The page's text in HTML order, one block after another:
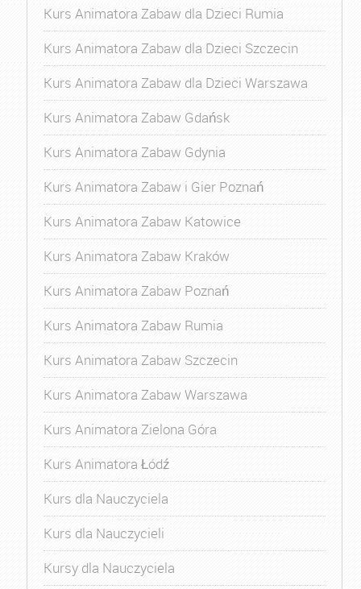
Kurs Animatora Zabaw dla Dzieci Rumia
Kurs Animatora Zabaw dla Dzieci Szczecin
Kurs Animatora Zabaw dla Dzieci Warszawa
Kurs Animatora Zabaw Gdańsk
Kurs Animatora Zabaw Gdynia
Kurs Animatora Zabaw i Gier Poznań
Kurs Animatora Zabaw Katowice
Kurs Animatora Zabaw Kraków
Kurs Animatora Zabaw Poznań
Kurs Animatora Zabaw Rumia
Kurs Animatora Zabaw Szczecin
Kurs Animatora Zabaw Warszawa
Kurs Animatora Zielona Góra
Kurs Animatora Łódź
Kurs dla Nauczyciela
Kurs dla Nauczycieli
Kursy dla Nauczyciela